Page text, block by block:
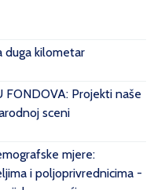
duga kilometar
FONDOVA: Projekti naše
sceni
mjere:
i poljoprivrednicima -